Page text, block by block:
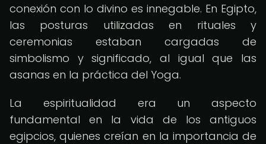
conexión con lo divino es innegable. En Egipto,
las posturas utilizadas en rituales y
ceremonias estaban cargadas de
simbolismo y significado, al igual que las
asanas en la práctica del Yoga.
La espiritualidad era un aspecto
fundamental en la vida de los antiguos
egipcios, quienes creían en la importancia de